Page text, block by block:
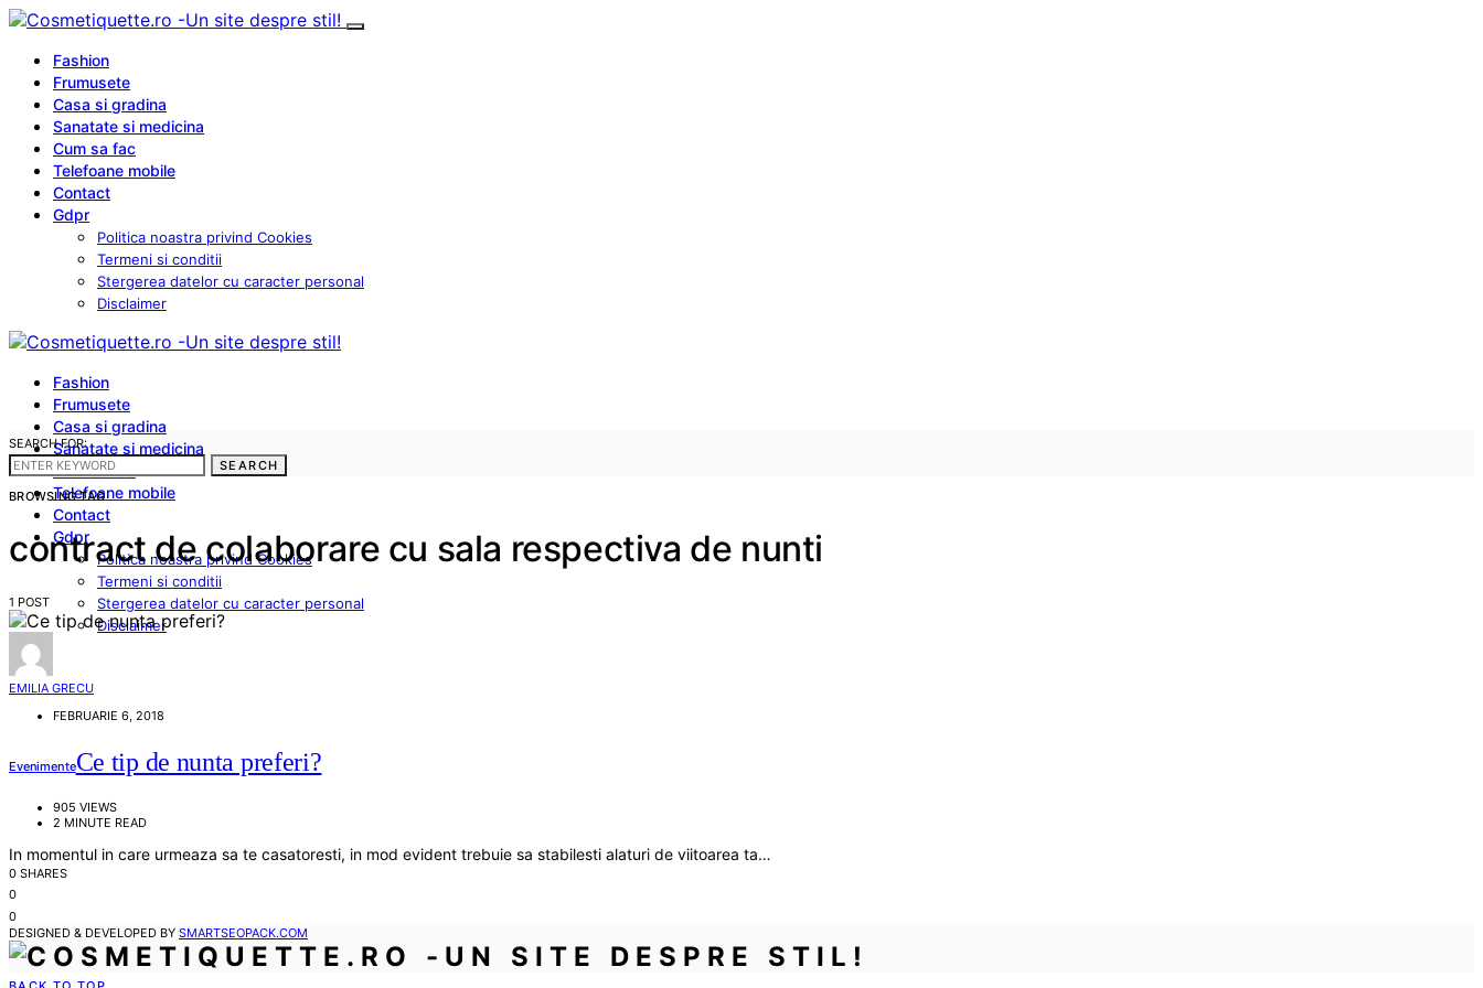
Fashion
Frumusete
Casa si gradina
Sanatate si medicina
Cum sa fac
Telefoane mobile
Contact
Gdpr
Politica noastra privind Cookies
Termeni si conditii
Stergerea datelor cu caracter personal
Disclaimer
Fashion
Frumusete
Casa si gradina
Sanatate si medicina
Cum sa fac
Telefoane mobile
Contact
Gdpr
Politica noastra privind Cookies
Termeni si conditii
Stergerea datelor cu caracter personal
Disclaimer
SEARCH FOR:
SEARCH
BROWSING TAG
contract de colaborare cu sala respectiva de nunti
1 POST
EMILIA GRECU
FEBRUARIE 6, 2018
EvenimenteCe tip de nunta preferi?
905 VIEWS
2 MINUTE READ
In momentul in care urmeaza sa te casatoresti, in mod evident trebuie sa stabilesti alaturi de viitoarea ta…
0 SHARES
0
0
DESIGNED & DEVELOPED BY SMARTSEOPACK.COM